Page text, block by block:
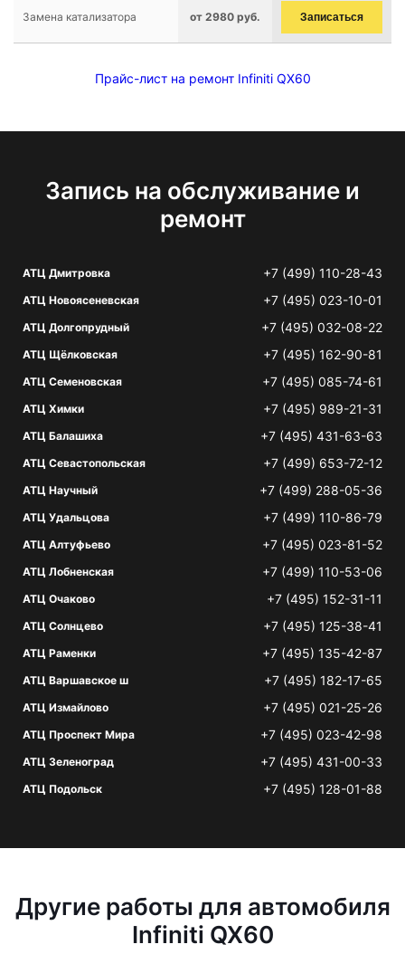
Замена катализатора от 2980 руб. Записаться
Прайс-лист на ремонт Infiniti QX60
Запись на обслуживание и
ремонт
АТЦ Дмитровка +7 (499) 110-28-43
АТЦ Новоясеневская +7 (495) 023-10-01
АТЦ Долгопрудный +7 (495) 032-08-22
АТЦ Щёлковская +7 (495) 162-90-81
АТЦ Семеновская +7 (495) 085-74-61
АТЦ Химки +7 (495) 989-21-31
АТЦ Балашиха +7 (495) 431-63-63
АТЦ Севастопольская +7 (499) 653-72-12
АТЦ Научный +7 (499) 288-05-36
АТЦ Удальцова +7 (499) 110-86-79
АТЦ Алтуфьево +7 (495) 023-81-52
АТЦ Лобненская +7 (499) 110-53-06
АТЦ Очаково +7 (495) 152-31-11
АТЦ Солнцево +7 (495) 125-38-41
АТЦ Раменки +7 (495) 135-42-87
АТЦ Варшавское ш +7 (495) 182-17-65
АТЦ Измайлово +7 (495) 021-25-26
АТЦ Проспект Мира +7 (495) 023-42-98
АТЦ Зеленоград +7 (495) 431-00-33
АТЦ Подольск +7 (495) 128-01-88
Другие работы для автомобиля
Infiniti QX60